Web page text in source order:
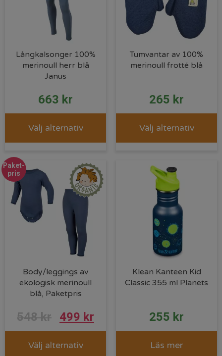
Långkalsonger 100%
merinoull herr blå
Janus
663 kr
Välj alternativ
Tumvantar av 100%
merinoull frotté blå
265 kr
Välj alternativ
Paket-
pris
Body/leggings av
ekologisk merinoull
blå, Paketpris
548kr
Det
ursprungliga
priset
499 kr
nuvarande
Välj alternativ
Klean Kanteen Kid
Classic 355 ml Planets
255 kr
Läs mer